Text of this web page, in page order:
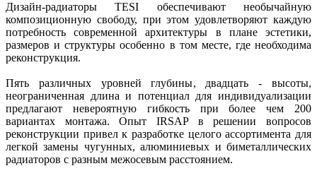
Дизайн-радиаторы TESI обеспечивают необычайную
композиционную свободу, при этом удовлетворяют каждую
потребность современной архитектуры в плане эстетики,
размеров и структуры особенно в том месте, где необходима
реконструкция.
Пять различных уровней глубины, двадцать - высоты,
неограниченная длина и потенциал для индивидуализации
предлагают невероятную гибкость при более чем 200
вариантах монтажа. Опыт IRSAP в решении вопросов
реконструкции привел к разработке целого ассортимента для
легкой замены чугунных, алюминиевых и биметаллических
радиаторов с разным межосевым расстоянием.